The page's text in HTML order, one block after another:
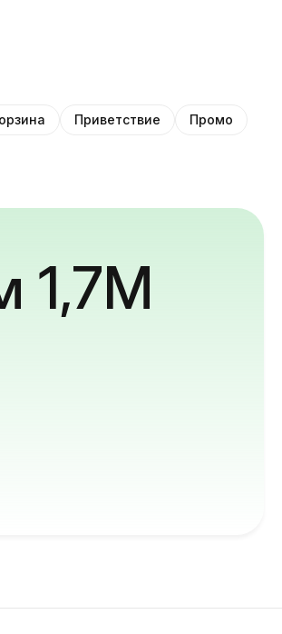
Приветствие Промо
1,7M